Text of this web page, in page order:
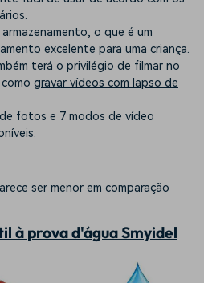
o que é um
excelente para uma criança.
terá o privilégio de filmar no
gravar vídeos com lapso de
fotos e 7 modos de vídeo
ser menor em comparação
à prova d'água Smyidel